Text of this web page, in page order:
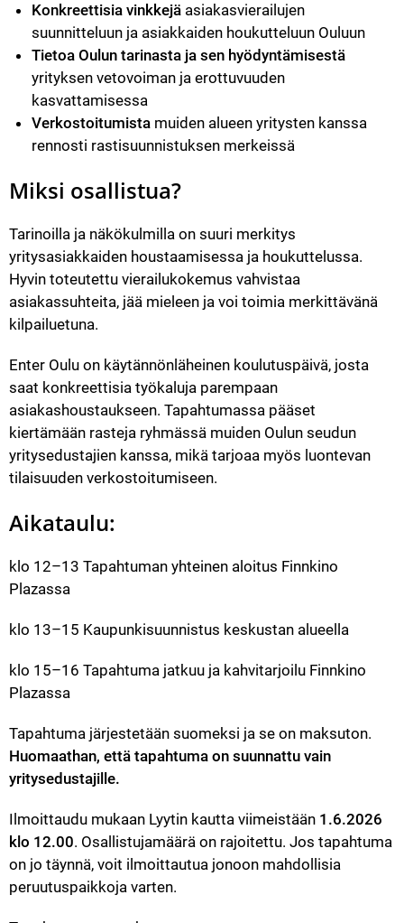
Konkreettisia vinkkejä asiakasvierailujen
suunnitteluun ja asiakkaiden houkutteluun Ouluun
Tietoa Oulun tarinasta ja sen hyödyntämisestä
yrityksen vetovoiman ja erottuvuuden
kasvattamisessa
Verkostoitumista muiden alueen yritysten kanssa
rennosti rastisuunnistuksen merkeissä
Miksi osallistua?
Tarinoilla ja näkökulmilla on suuri merkitys
yritysasiakkaiden houstaamisessa ja houkuttelussa.
Hyvin toteutettu vierailukokemus vahvistaa
asiakassuhteita, jää mieleen ja voi toimia merkittävänä
kilpailuetuna.
Enter Oulu on käytännönläheinen koulutuspäivä, josta
saat konkreettisia työkaluja parempaan
asiakashoustaukseen. Tapahtumassa pääset
kiertämään rasteja ryhmässä muiden Oulun seudun
yritysedustajien kanssa, mikä tarjoaa myös luontevan
tilaisuuden verkostoitumiseen.
Aikataulu:
klo 12–13 Tapahtuman yhteinen aloitus Finnkino
Plazassa
klo 13–15 Kaupunkisuunnistus keskustan alueella
klo 15–16 Tapahtuma jatkuu ja kahvitarjoilu Finnkino
Plazassa
Tapahtuma järjestetään suomeksi ja se on maksuton.
Huomaathan, että tapahtuma on suunnattu vain
yritysedustajille.
Ilmoittaudu mukaan Lyytin kautta viimeistään 1.6.2026
klo 12.00. Osallistujamäärä on rajoitettu. Jos tapahtuma
on jo täynnä, voit ilmoittautua jonoon mahdollisia
peruutuspaikkoja varten.